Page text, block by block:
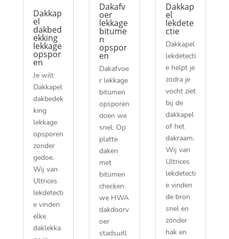
Dakkap
el
dakbed
ekking
lekkage
opspor
en
Je wilt
Dakkapel
dakbedek
king
lekkage
opsporen
zonder
gedoe.​
Wij van
Ultrices
lekdetecti
e vinden
elke
daklekka
Dakafv
oer
lekkage
bitume
n
opspor
en
Dakafvoe
r lekkage
bitumen
opsporen
doen we
snel.​ Op
platte
daken
met
bitumen
checken
we HWA
dakdoorv
oer
stadsuitl
Dakkap
el
lekdete
ctie
Dakkapel
lekdetecti
e helpt je
zodra je
vocht ziet
bij de
dakkapel
of het
dakraam.​
Wij van
Ultrices
lekdetecti
e vinden
de bron
snel en
zonder
hak en